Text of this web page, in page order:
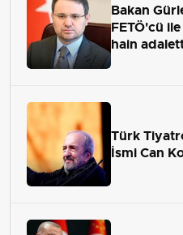
Bakan
FETÖ'cü
hain
Türk
İsmi Can